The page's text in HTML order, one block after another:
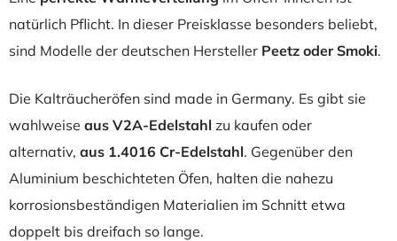
natürlich Pflicht. In dieser Preisklasse besonders beliebt,
sind Modelle der deutschen Hersteller Peetz oder Smoki.
Die Kalträucheröfen sind made in Germany. Es gibt sie
wahlweise aus V2A-Edelstahl zu kaufen oder
alternativ, aus 1.4016 Cr-Edelstahl. Gegenüber den
Aluminium beschichteten Öfen, halten die nahezu
korrosionsbeständigen Materialien im Schnitt etwa
doppelt bis dreifach so lange.